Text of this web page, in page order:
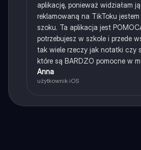
aplikację, ponieważ widziałam
reklamowaną na TikToku
szoku. Ta aplikacja jest
potrzebujesz w szkole i przede
tak wiele rzeczy jak notatki czy
które są BARDZO pomocne w
Anna
użytkownik iOS